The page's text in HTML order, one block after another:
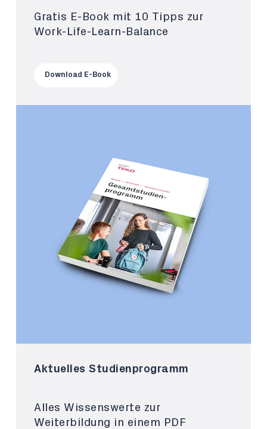
Gratis E-Book mit 10 Tipps zur
Work-Life-Learn-Balance
Download E-Book
Aktuelles Studienprogramm
Alles Wissenswerte zur
Weiterbildung in einem PDF